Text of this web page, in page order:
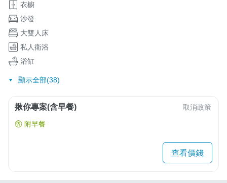
衣櫥
沙發
大雙人床
私人衛浴
浴缸
顯示全部(38)
揪你專案(含早餐) 取消政策
附早餐
查看價錢